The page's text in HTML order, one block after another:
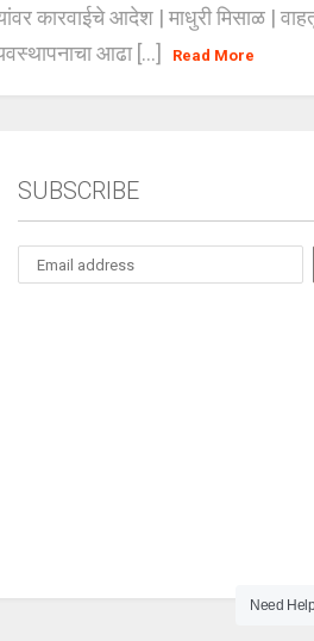
कारवाईचे आदेश | माधुरी मिसाळ |
आढा [...]
Read More
SUBSCRIBE
Need